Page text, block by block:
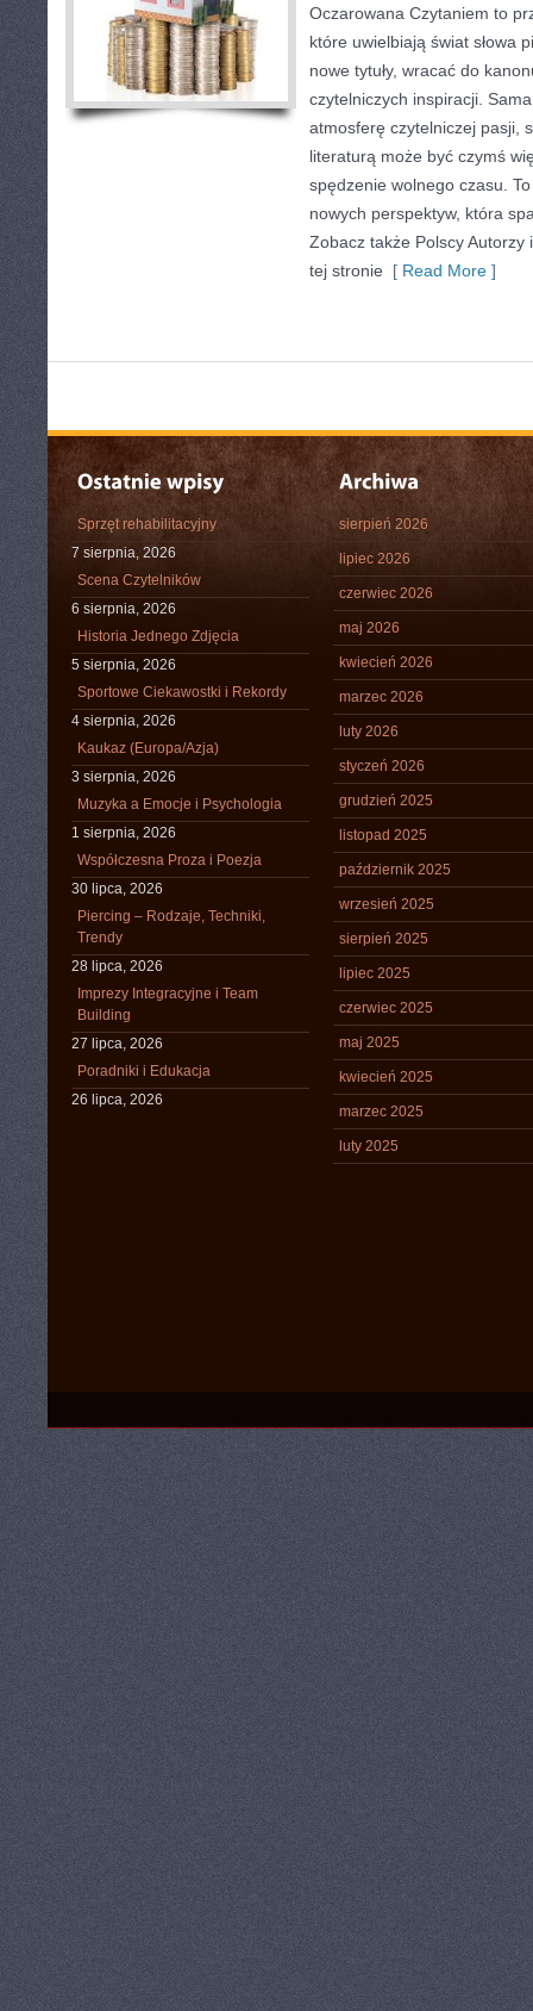
Oczarowana Czytaniem to
które uwielbiają świat słowa
nowe tytuły, wracać do
czytelniczych inspiracji.
atmosferę czytelniczej pasji,
literaturą może być czymś
spędzenie wolnego czasu.
nowych perspektyw, która
Zobacz także Polscy Autorzy
tej stronie [ Read More ]
Sprzęt rehabilitacyjny
7 sierpnia, 2026
Scena Czytelników
6 sierpnia, 2026
Historia Jednego Zdjęcia
5 sierpnia, 2026
Sportowe Ciekawostki i Rekordy
4 sierpnia, 2026
Kaukaz (Europa/Azja)
3 sierpnia, 2026
Muzyka a Emocje i Psychologia
1 sierpnia, 2026
Współczesna Proza i Poezja
30 lipca, 2026
Piercing – Rodzaje, Techniki,
Trendy
28 lipca, 2026
Imprezy Integracyjne i Team
Building
27 lipca, 2026
Poradniki i Edukacja
26 lipca, 2026
sierpień 2026
lipiec 2026
czerwiec 2026
maj 2026
kwiecień 2026
marzec 2026
luty 2026
styczeń 2026
grudzień 2025
listopad 2025
październik 2025
wrzesień 2025
sierpień 2025
lipiec 2025
czerwiec 2025
maj 2025
kwiecień 2025
marzec 2025
luty 2025